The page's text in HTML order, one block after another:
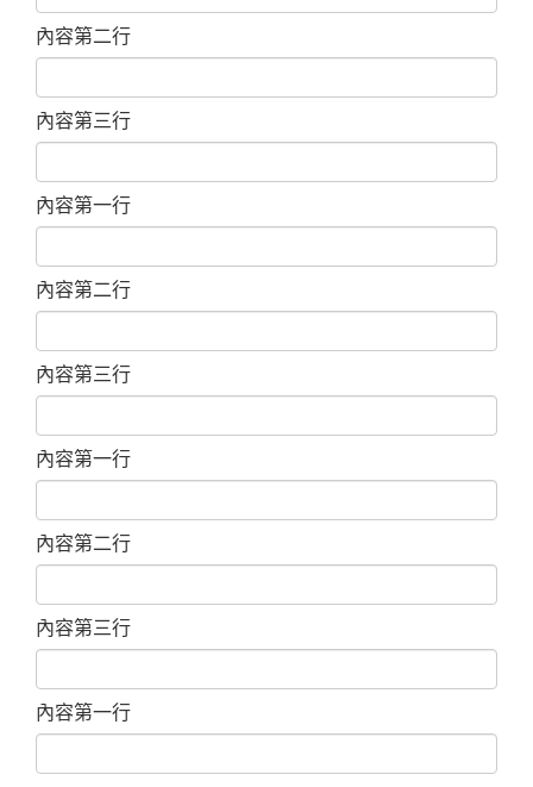
內容第二行
內容第三行
內容第一行
內容第二行
內容第三行
內容第一行
內容第二行
內容第三行
內容第一行